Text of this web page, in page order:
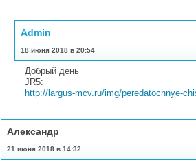
Admin
18 июня 2018 в 20:54
Добрый день
JR5:
http://largus-mcv.ru/img/peredatochnye-
Александр
21 июня 2018 в 14:32